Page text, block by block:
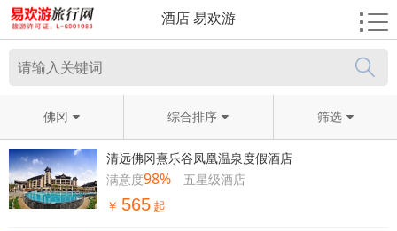
酒店 易欢游
佛冈 综合排序 筛选
清远佛冈熹乐谷凤凰温泉度假酒店
满意度98%
五星级酒店
￥ 565 起